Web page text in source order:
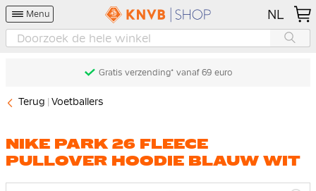
Menu NL
Gratis verzending* vanaf 69 euro
Terug Voetballers
NIKE PARK 26 FLEECE
PULLOVER HOODIE BLAUW WIT